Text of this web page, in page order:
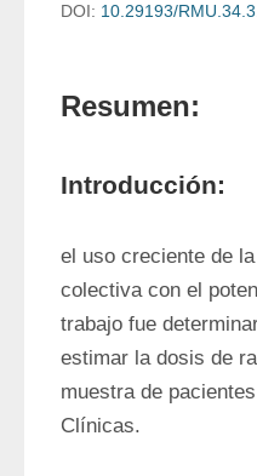
DOI: 10.29193/
Resumen:
Introducción:
el uso creciente de
colectiva con el
trabajo fue
estimar la dosis de
muestra de
Clínicas.